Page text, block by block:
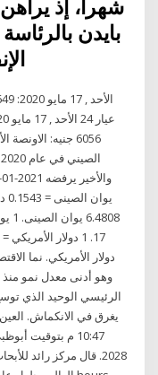
شهراً، إذ
بايدن
الرئيسي الوحيد الذي
10:47 م بتوقيت
2028. قال مركز رائد